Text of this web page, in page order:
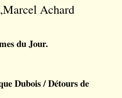
Achard
du Jour.
Dubois / Détours de